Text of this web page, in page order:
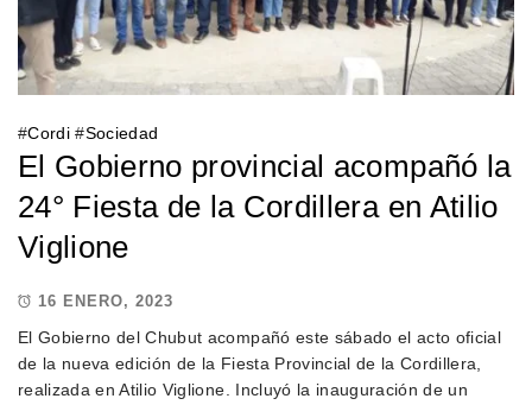
#Cordi #Sociedad
El Gobierno provincial acompañó la
24° Fiesta de la Cordillera en Atilio
Viglione
16 ENERO, 2023
El Gobierno del Chubut acompañó este sábado el acto oficial
de la nueva edición de la Fiesta Provincial de la Cordillera,
realizada en Atilio Viglione. Incluyó la inauguración de un